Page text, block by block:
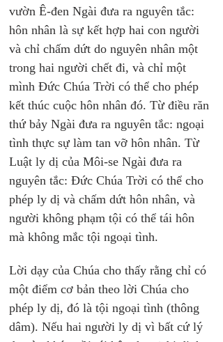
vườn Ê-đen Ngài đưa ra nguyên tắc:
hôn nhân là sự kết hợp hai con người
và chỉ chấm dứt do nguyên nhân một
trong hai người chết đi, và chỉ một
mình Đức Chúa Trời có thể cho phép
kết thúc cuộc hôn nhân đó. Từ điều răn
thứ bảy Ngài đưa ra nguyên tắc: ngoại
tình thực sự làm tan vỡ hôn nhân. Từ
Luật ly dị của Môi-se Ngài đưa ra
nguyên tắc: Đức Chúa Trời có thể cho
phép ly dị và chấm dứt hôn nhân, và
người không phạm tội có thể tái hôn
mà không mắc tội ngoại tình.
Lời dạy của Chúa cho thấy rằng chỉ có
một điểm cơ bản theo lời Chúa cho
phép ly dị, đó là tội ngoại tình (thông
dâm). Nếu hai người ly dị vì bất cứ lý